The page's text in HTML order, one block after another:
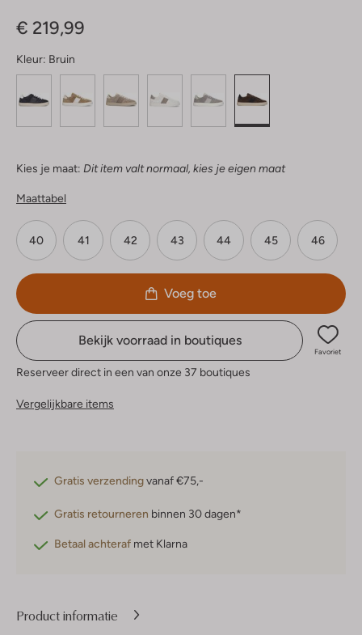
€ 219,99
Kleur: Bruin
Kies je maat: Dit item valt normaal, kies je eigen maat
Maattabel
40 41 42 43 44 45 46
Voeg toe
Bekijk voorraad in boutiques
Favoriet
Reserveer direct in een van onze 37 boutiques
Vergelijkbare items
Gratis verzendingvanaf €75,-
Gratis retourneren binnen 30 dagen*
Betaal achteraf met Klarna
Product informatie